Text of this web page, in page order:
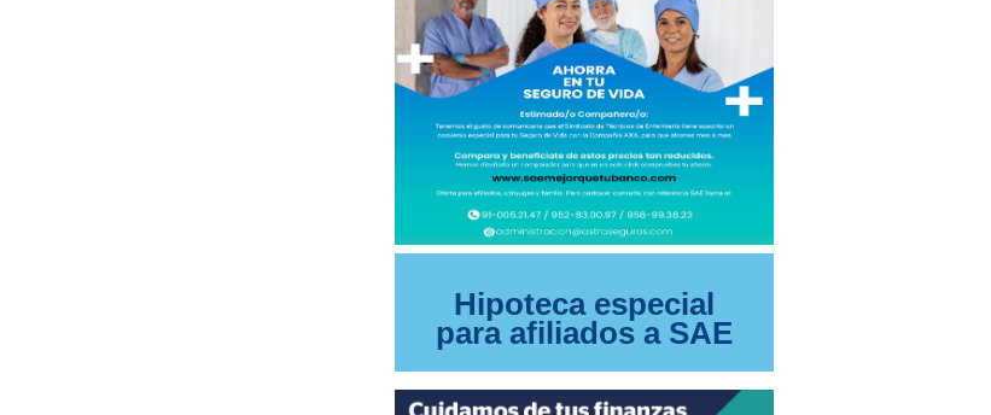
Hipoteca especial
para afiliados a SAE